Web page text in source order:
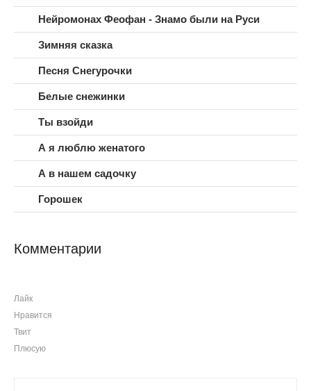
Нейромонах Феофан - Знамо были на Руси
Зимняя сказка
Песня Снегурочки
Белые снежинки
Ты взойди
А я люблю женатого
А в нашем садочку
Горошек
Комментарии
Лайк
Нравится
Твит
Плюсую